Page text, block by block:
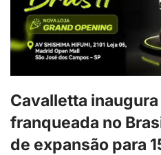
Cavalletta
franqueada no
de expansão para